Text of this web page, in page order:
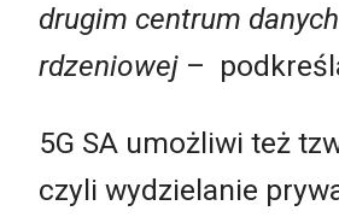
drugim centrum
rdzeniowej –
5G SA umożliwi też
czyli wydzielanie